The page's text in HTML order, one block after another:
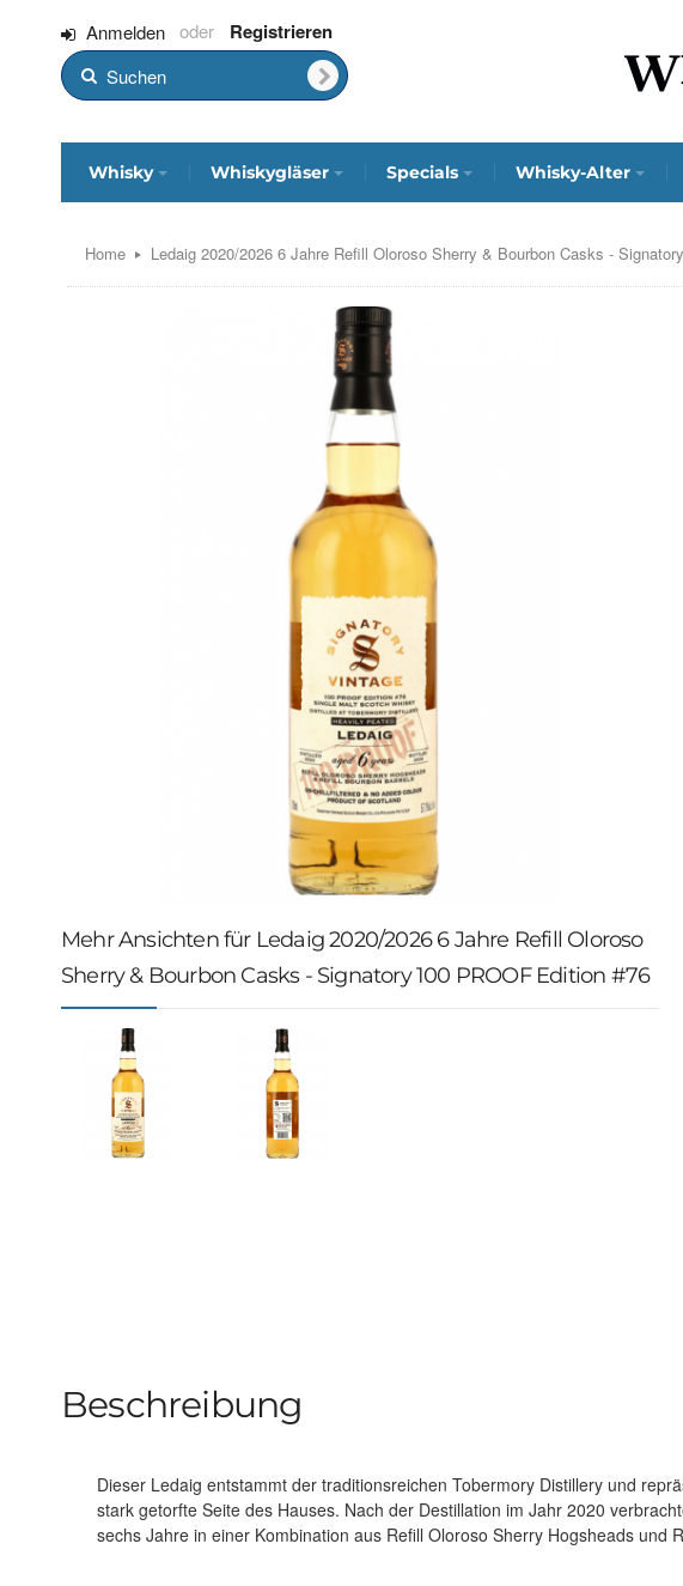
Anmelden Registrieren
Whisky Whiskygläser Specials Whisky-Alter
Home Ledaig 2020/2026 6 Jahre Refill Oloroso Sherry & Bourbon Casks -
Mehr Ansichten für Ledaig 2020/2026 6 Jahre Refill Oloroso
Sherry & Bourbon Casks - Signatory 100 PROOF Edition #76
Beschreibung
Dieser Ledaig entstammt der traditionsreichen Tobermory Distillery und
stark getorfte Seite des Hauses. Nach der Destillation im Jahr 2020
sechs Jahre in einer Kombination aus Refill Oloroso Sherry Hogsheads und
Barrels. Der renommierte unabhängige Abfüller Signatory Vintage präsentiert
in der „100 Proof“-Serie, was einer fassstarken Abfüllung mit 57,1 % Vol.